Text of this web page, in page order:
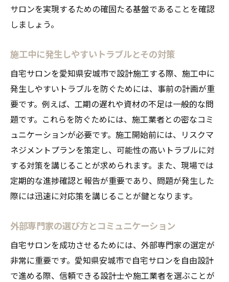
サロンを実現するための確固たる基盤であることを確認
しましょう。
施工中に発生しやすいトラブルとその対策
自宅サロンを愛知県安城市で設計施工する際、施工中に
発生しやすいトラブルを防ぐためには、事前の計画が重
要です。例えば、工期の遅れや資材の不足は一般的な問
題です。これらを防ぐためには、施工業者との密なコミ
ュニケーションが必要です。施工開始前には、リスクマ
ネジメントプランを策定し、可能性の高いトラブルに対
する対策を講じることが求められます。また、現場では
定期的な進捗確認と報告が重要であり、問題が発生した
際には迅速に対応策を講じることが鍵となります。
外部専門家の選び方とコミュニケーション
自宅サロンを成功させるためには、外部専門家の選定が
非常に重要です。愛知県安城市で自宅サロンを自由設計
で進める際、信頼できる設計士や施工業者を選ぶことが